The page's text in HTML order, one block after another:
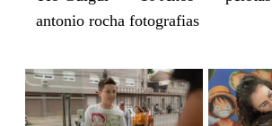
antonio rocha fotografias